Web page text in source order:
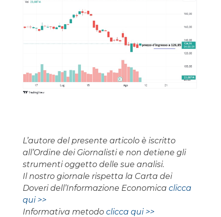
L’autore del presente articolo è iscritto
all’Ordine dei Giornalisti e non detiene gli
strumenti oggetto delle sue analisi.
Il nostro giornale rispetta la Carta dei
Doveri dell’Informazione Economica clicca
qui >>
Informativa metodo clicca qui >>